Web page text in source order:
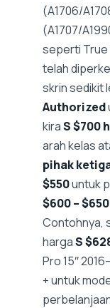
(A1706/
(A1707/
seperti True
telah
skrin sedikit
Authorized
kiraS $700
arah kelas
pihak
$550untuk
$600 – $650
Contohnya,
hargaS
Pro 15″
+ untuk